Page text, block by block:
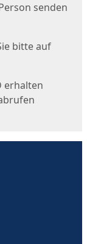
senden
bitte auf
erhalten